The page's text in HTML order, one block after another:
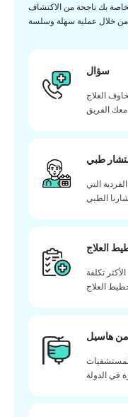
بك ناجحة من الاكتشاف
سؤال
العلاج
الفريق
طبي
التي
الطبي
العلاج
تكلفة
العلاج
من هاسيل
في الدولة